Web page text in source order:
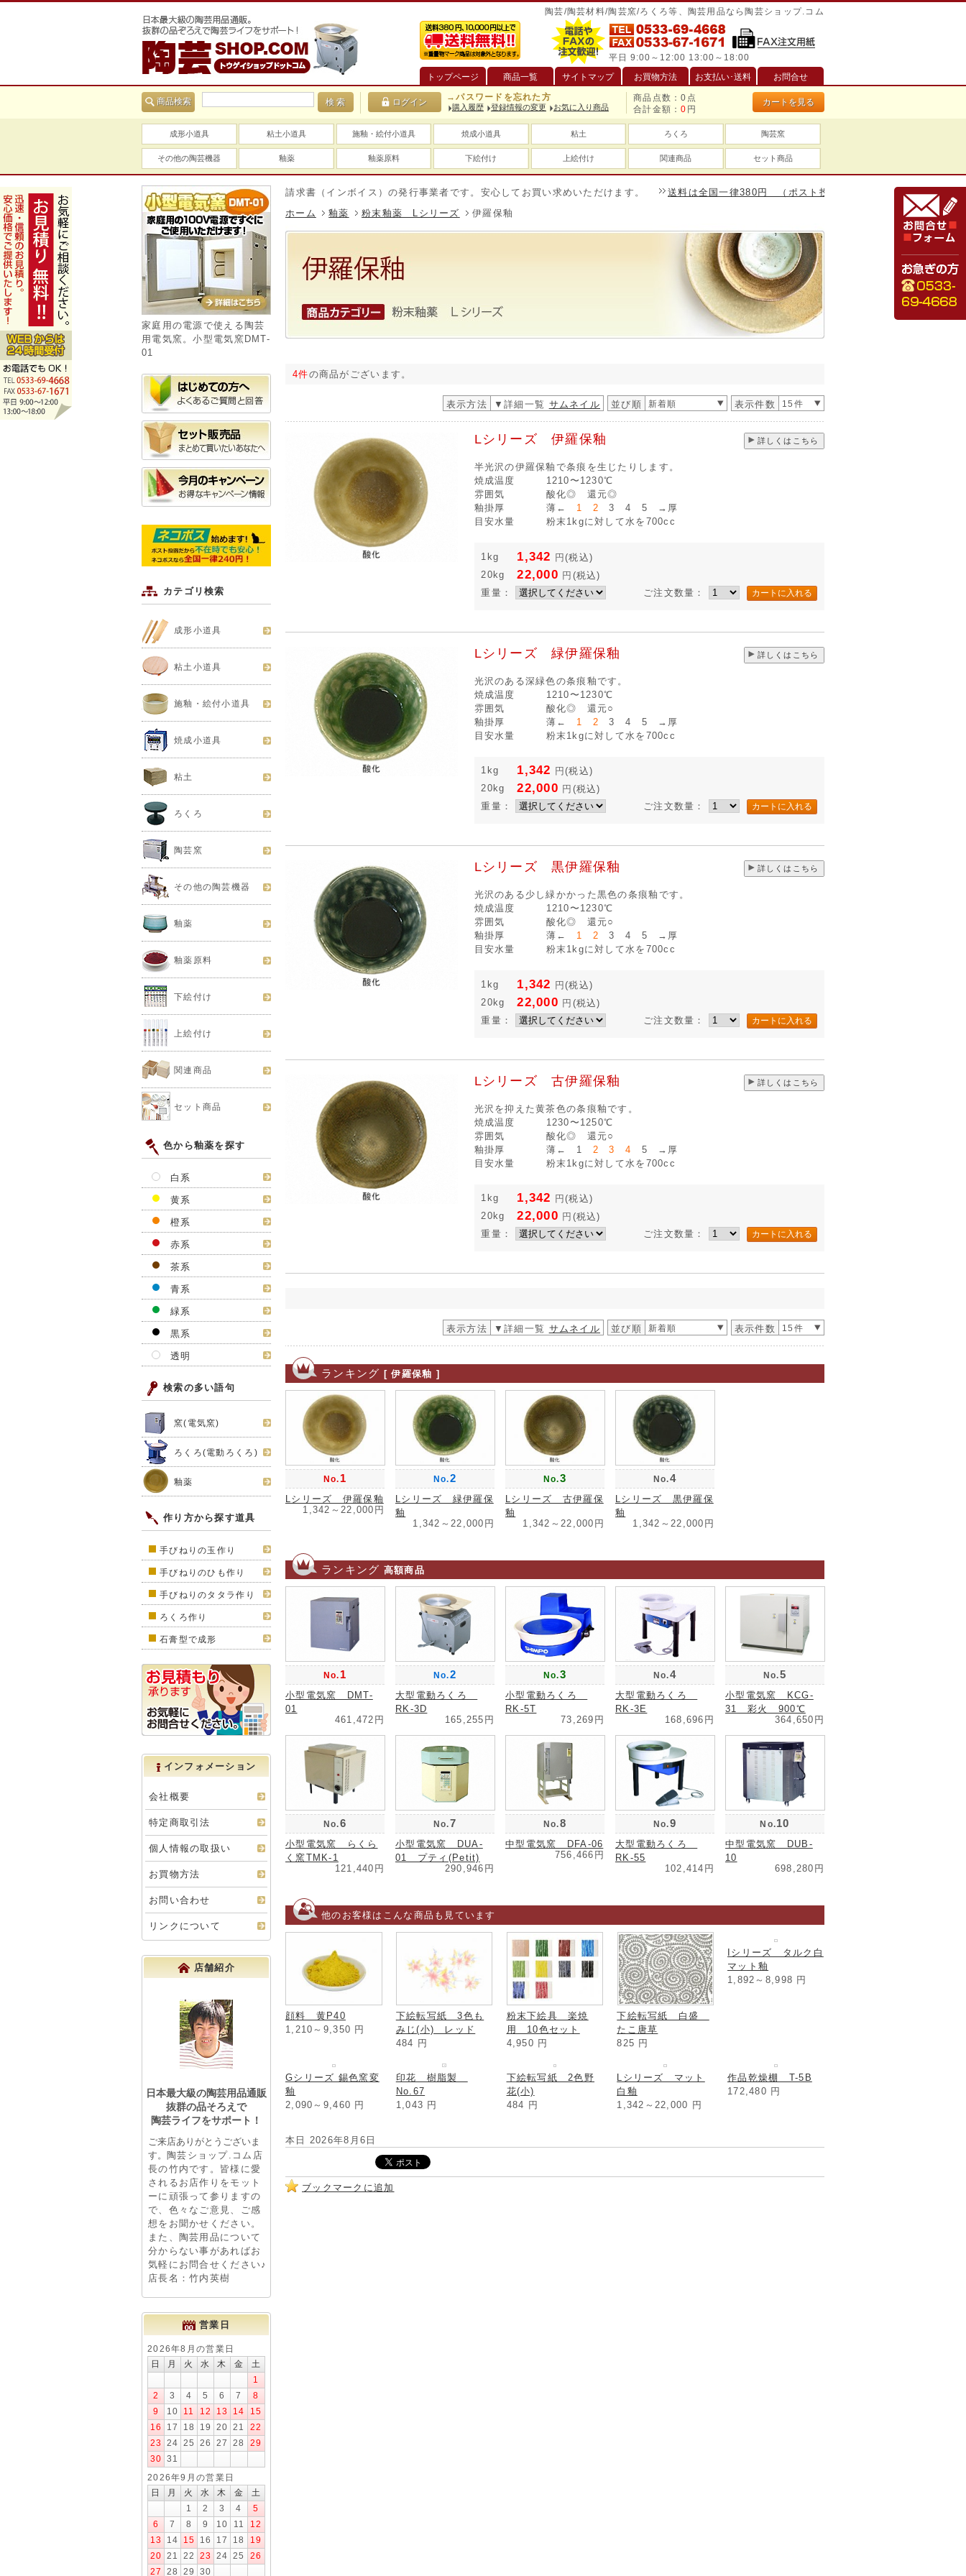
陶芸/陶芸材料/陶芸窯/ろくろ等、陶芸用品なら陶芸ショップ.コム
平日 9:00～12:00 13:00～18:00
トップページ
商品一覧 サイトマップ お買物方法 お支払い･送料 お問合せ
商品検索 →パスワードを忘れた方
購入履歴 登録情報の変更 お気に入り商品
商品点数：0 点
合計金額：0 円
カートを見る
成形小道具 粘土小道具 施釉・絵付小道具 焼成小道具 粘土 ろくろ 陶芸窯
その他の陶芸機器 釉薬 釉薬原料 下絵付け 上絵付け 関連商品 セット商品
当社は適格請求書（インボイス）の発行事業者です。安心してお買い求めいただけます。
送料は全国一律380円 （ポスト投函は240円）、一万円以上のお買い
ホーム
釉薬 粉末釉薬 Lシリーズ 伊羅保釉
4件の商品がございます。
表示方法 ▼詳細一覧 サムネイル 並び順 新着順 表示件数 15件
Lシリーズ 伊羅保釉 詳しくはこちら
半光沢の伊羅保釉で条痕を生じたりします。
焼成温度
1210〜1230℃
雰囲気
酸化◎ 還元◎
釉掛厚
薄← 1 23 4 5 →厚
目安水量
粉末1kgに対して水を700cc
1kg 1,342 円(税込)
20kg
22,000 円 (税込)
重量：
ご注文数量：
Lシリーズ 緑伊羅保釉 詳しくはこちら
光沢のある深緑色の条痕釉です。
焼成温度
1210〜1230℃
雰囲気
酸化◎ 還元○
釉掛厚
薄← 1 23 4 5 →厚
目安水量
粉末1kgに対して水を700cc
1kg 1,342 円(税込)
20kg
22,000 円 (税込)
重量：
ご注文数量：
Lシリーズ 黒伊羅保釉 詳しくはこちら
光沢のある少し緑かかった黒色の条痕釉です。
焼成温度
1210〜1230℃
雰囲気
酸化◎ 還元○
釉掛厚
薄← 1 23 4 5 →厚
目安水量
粉末1kgに対して水を700cc
1kg 1,342 円(税込)
20kg
22,000 円 (税込)
重量：
ご注文数量：
Lシリーズ 古伊羅保釉 詳しくはこちら
光沢を抑えた黄茶色の条痕釉です。
焼成温度
1230〜1250℃
雰囲気
酸化◎ 還元○
釉掛厚
薄← 1 2 3 4 5 →厚
目安水量
粉末1kgに対して水を700cc
1kg 1,342 円(税込)
20kg
22,000 円 (税込)
重量：
ご注文数量：
表示方法 ▼詳細一覧 サムネイル 並び順 新着順 表示件数 15件
ランキング [ 伊羅保釉 ]
No. 1
Lシリーズ 伊羅保釉
1,342～22,000円
No.2
Lシリーズ 緑伊羅保
釉
1,342～22,000円
No.3
Lシリーズ 古伊羅保
釉
1,342～22,000円
No.4
Lシリーズ 黒伊羅保
釉
1,342～22,000円
ランキング 高額商品
No. 1
小型電気窯 DMT-
01
461,472円
No.2
大型電動ろくろ
RK-3D
165,255円
No.3
小型電動ろくろ
RK-5T
73,269円
No.4
大型電動ろくろ
RK-3E
168,696円
No.5
小型電気窯 KCG-
31 彩火 900℃
364,650円
No.6
小型電気窯 らくら
く窯TMK-1
121,440円
No.7
小型電気窯 DUA-
01 プティ(Petit)
290,946円
No.8
中型電気窯 DFA-06
756,466円
No.9
大型電動ろくろ
RK-55
102,414円
No.10
中型電気窯 DUB-
10
698,280円
他のお客様はこんな商品も見ています
顔料 黄P40
1,210～9,350 円
下絵転写紙 3色も
みじ(小) レッド
484 円
粉末下絵具 楽焼
用 10色セット
4,950 円
下絵転写紙 白盛
たこ唐草
825 円
Gシリーズ 錫色窯変
印花 樹脂製
No.67
1,043 円
家庭用の電源で使える陶芸
用電気窯。小型電気窯DMT-
01
カテゴリ検索
成形小道具
粘土小道具
施釉・絵付小道具
焼成小道具
粘土
ろくろ
陶芸窯
その他の陶芸機器
釉薬
釉薬原料
下絵付け
上絵付け
関連商品
セット商品
色から釉薬を探す
白系
黄系
橙系
赤系
茶系
青系
緑系
黒系
透明
検索の多い語句
窯(電気窯)
ろくろ(電動ろくろ)
釉薬
作り方から探す道具
手びねりの玉作り
手びねりのひも作り
手びねりのタタラ作り
ろくろ作り
石膏型で成形
インフォメーション
会社概要
特定商取引法
個人情報の取扱い
お買物方法
お問い合わせ
リンクについて
店舗紹介
日本最大級の陶芸用品通販
抜群の品そろえで
陶芸ライフをサポート！
ご来店ありがとうございま
す。 陶芸ショップ.コム店
長の竹内です。皆様に愛
されるお店作りをモット
ーに頑張って参りますの
で、色々なご意見、ご感
想をお聞かせください。
また、陶芸用品について
分からない事があればお
気軽にお問合せください♪
店長名：竹内英樹
営業日
2026年8月の営業日
日
月 火 水 木 金
土
1
2
3 4 5 6 7
8
9
10 11 12 13 14
15
16
17 18 19 20 21
22
23 24 25 26 27 28
29
30 31
2026年9月の営業日
日
月 火 水 木 金
土
1
2 3 4
5
6
7 8 9 10 11
12
13
14 15 16 17 18
19
20 21 22 23 24 25
26
27
28 29 30